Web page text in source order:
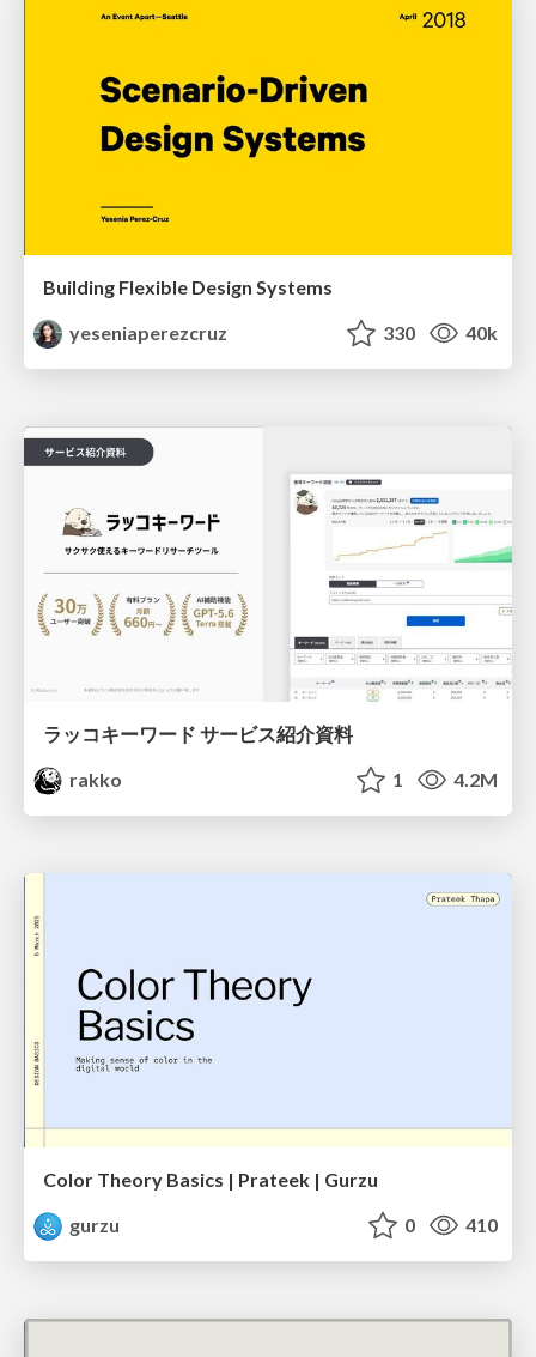
Building Flexible Design Systems
yeseniaperezcruz
330 40k
ラッコキーワード サービス紹介資料
rakko
1 4.2M
Color Theory Basics | Prateek | Gurzu
gurzu
0 410